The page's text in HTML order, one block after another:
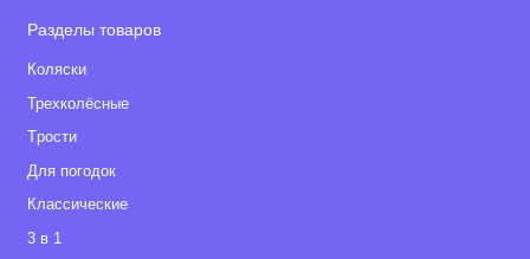
Разделы товаров
Коляски
Трехколёсные
Tрости
Для погодок
Классические
3 в 1